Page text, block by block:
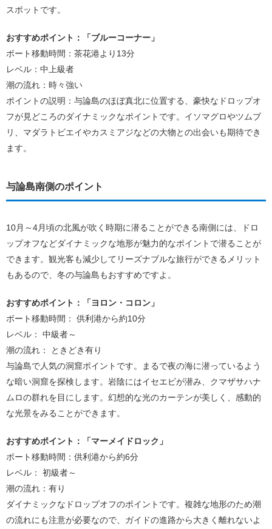
スポットです。
おすすめポイント：「ブルーコーナー」
ボート移動時間：茶花港より13分
レベル：中上級者
潮の流れ：時々強い
ポイントの説明：与論島のほぼ真北に位置する、豪快なドロップオ
フが見どころのダイナミックなポイントです。イソマグロやツムブ
リ、マダラトビエイやカスミアジなどの大物との出会いも期待でき
ます。
与論島南側のポイント
10月～4月頃の北風が吹く時期に潜ることができる南側には、ドロ
ップオフなどダイナミックな地形が魅力的なポイントで潜ることが
できます。観光客も減少してリーズナブルな旅行ができるメリット
もあるので、冬の与論島もおすすめですよ。
おすすめポイント：「ヨロン・コロン」
ボート移動時間： 供利港から約10分
レベル： 中級者～
潮の流れ： ときどき有り
与論島で人気の洞窟ポイントです。まるで夜の海に潜っているよう
な暗い洞窟を探検します。岩陰にはイセエビが潜み、クマザサハナ
ムロの群れを目にします。幻想的な光のカーテンが美しく、感動的
な光景をみることができます。
おすすめポイント：「マーメイドロック」
ボート移動時間：供利港から約6分
レベル： 初級者～
潮の流れ：有り
ダイナミックなドロップオフのポイントです。複雑な地形のため潮
の流れにも注意が必要なので、ガイドの進路から大きく離れないよ